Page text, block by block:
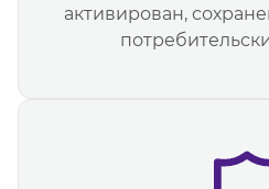
активирован,